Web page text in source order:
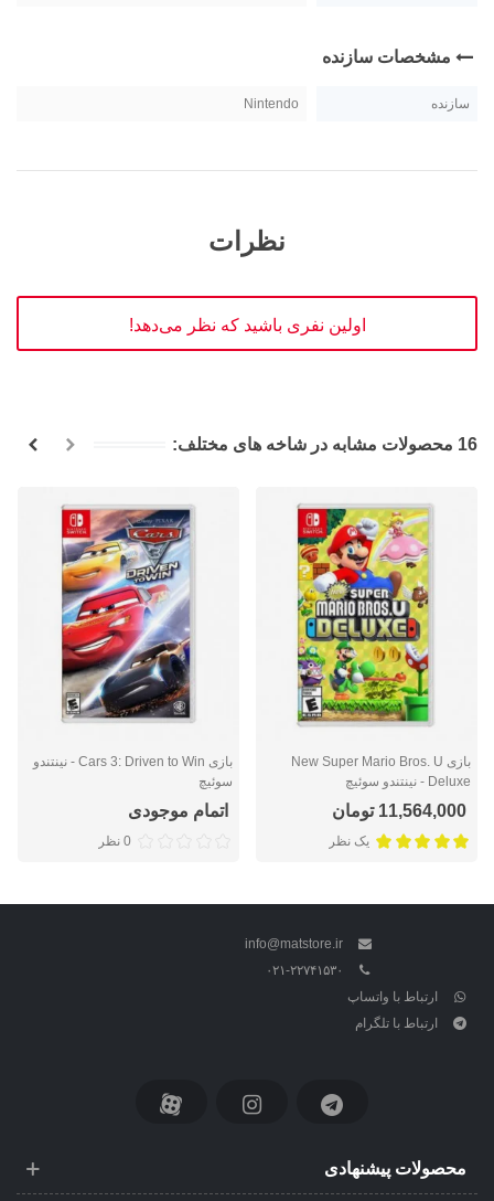
مشخصات سازنده
سازنده Nintendo
نظرات
اولین نفری باشید که نظر می‌دهد!
16 محصولات مشابه در شاخه های مختلف:
بازی New Super Mario Bros. U
Deluxe - نینتندو سوئیچ
11,564,000 تومان
یک نظر
بازی Cars 3: Driven to Win - نینتندو
سوئیچ
اتمام موجودی
0 نظر
info@matstore.ir
۰۲۱-۲۲۷۴۱۵۳۰
ارتباط با واتساپ
ارتباط با تلگرام
محصولات پیشنهادی